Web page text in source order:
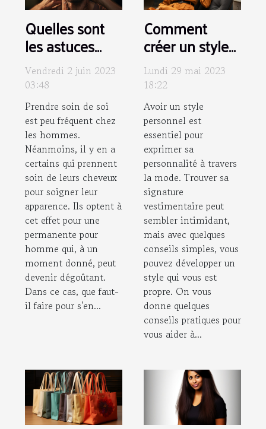
Quelles sont
les astuces
pour enlever
une
permanente
pour homme ?
Vendredi 2 juin 2023
03:48
Prendre soin de soi
est peu fréquent chez
les hommes.
Néanmoins, il y en a
certains qui prennent
soin de leurs cheveux
pour soigner leur
apparence. Ils optent à
cet effet pour une
permanente pour
homme qui, à un
moment donné, peut
devenir dégoûtant.
Dans ce cas, que faut-
il faire pour s'en...
Comment
créer un style
unique pour
soi ?
Lundi 29 mai 2023
18:22
Avoir un style
personnel est
essentiel pour
exprimer sa
personnalité à travers
la mode. Trouver sa
signature
vestimentaire peut
sembler intimidant,
mais avec quelques
conseils simples, vous
pouvez développer un
style qui vous est
propre. On vous
donne quelques
conseils pratiques pour
vous aider à...